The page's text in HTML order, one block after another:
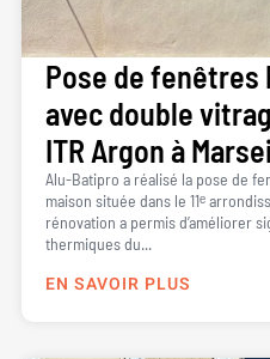
Pose de fenêtres
avec double
ITR Argon à
Alu-Batipro a réalisé la pose de
maison située dans le 11ᵉ
rénovation a permis d’améliorer
thermiques du...
EN SAVOIR PLUS